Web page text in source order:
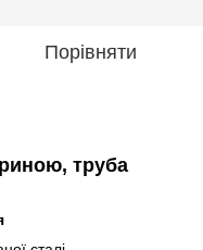
Порівняти
, труба